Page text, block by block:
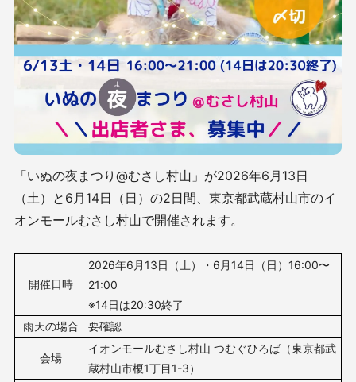
「いぬの夜まつり@むさし村山」が2026年6月13日
（土）と6月14日（日）の2日間、東京都武蔵村山市のイ
オンモールむさし村山で開催されます。
開催日時
2026年6月13日（土）・6月14日（日）16:00〜
21:00
※14日は20:30終了
雨天の場合
要確認
会場
イオンモールむさし村山 つむぐひろば（東京都武
蔵村山市榎1丁目1-3）